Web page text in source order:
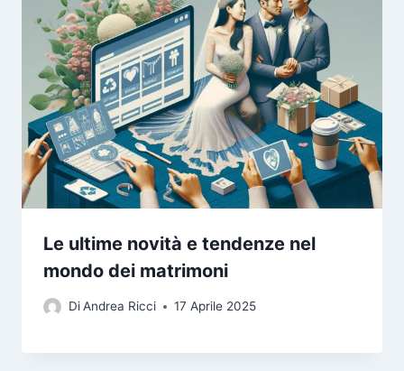
Le ultime novità e tendenze nel
mondo dei matrimoni
DiAndrea Ricci 17 Aprile 2025